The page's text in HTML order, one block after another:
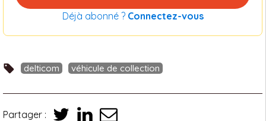
Déjà abonné ? Connectez-vous
delticom véhicule de collection
Partager :